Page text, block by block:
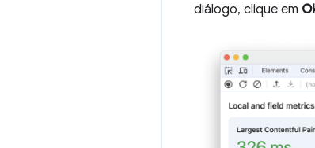
diálogo, clique em